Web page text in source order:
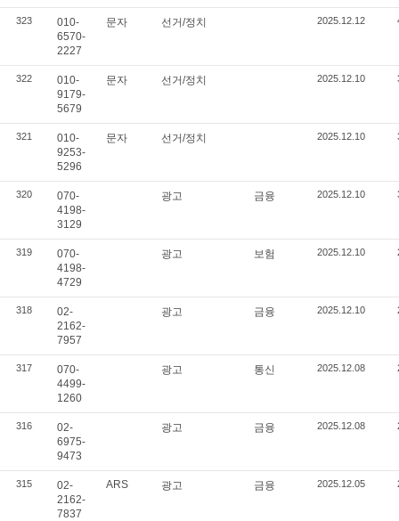
323
010-
6570-
2227
문자 선거/정치 2025.12.12
322
010-
9179-
5679
문자 선거/정치 2025.12.10
321
010-
9253-
5296
문자 선거/정치 2025.12.10
320
070-
4198-
3129
광고 금융 2025.12.10
319
070-
4198-
4729
광고 보험 2025.12.10
318
02-
2162-
7957
광고 금융 2025.12.10
317
070-
4499-
1260
광고 통신 2025.12.08
316
02-
6975-
9473
광고 금융 2025.12.08
315
02-
2162-
7837
ARS 광고 금융 2025.12.05